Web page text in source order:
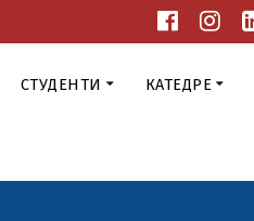
СТУДЕНТИ КАТЕДРЕ